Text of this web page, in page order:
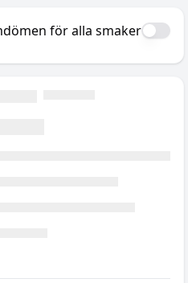
maxar återhämtningen.
för alla smaker